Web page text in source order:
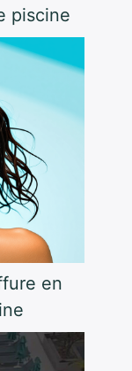
piscine
en